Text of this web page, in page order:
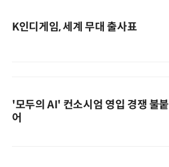
K인디게임, 세계 무대 출사표
'모두의 AI' 컨소시엄 영입 경쟁 불붙
어